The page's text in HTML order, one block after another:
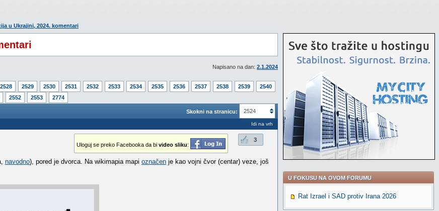
u Ukrajini, 2024. komentari
Napisano na dan: 2.1.2024
2528 2529 2530 2531 2532 2533 2534 2535 2536 2537 2538 2539
2540
2552 2553 2774
Skokni na stranicu: 2524
Idi na vrh
3
Uloguj se preko Facebooka da bi video sliku:
navodno), pored je dvorca. Na wikimapia mapi označen je kao vojni čvor (centar) veze, još
U FOKUSU NA OVOM FORUMU
Rat Izrael i SAD protiv Irana 2026